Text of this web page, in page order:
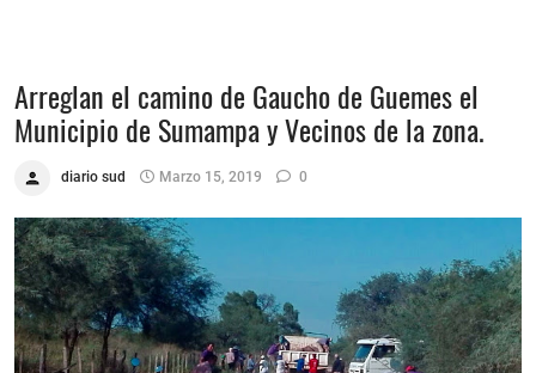
Arreglan el camino de Gaucho de Guemes el
Municipio de Sumampa y Vecinos de la zona.
diario sud Marzo 15, 2019 0